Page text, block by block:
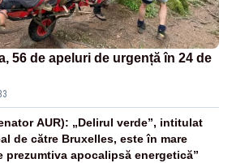
56 de apeluri de urgență în 24 de
AUR): „Delirul verde”, intitulat
de către Bruxelles, este în mare
prezumtiva apocalipsă energetică”